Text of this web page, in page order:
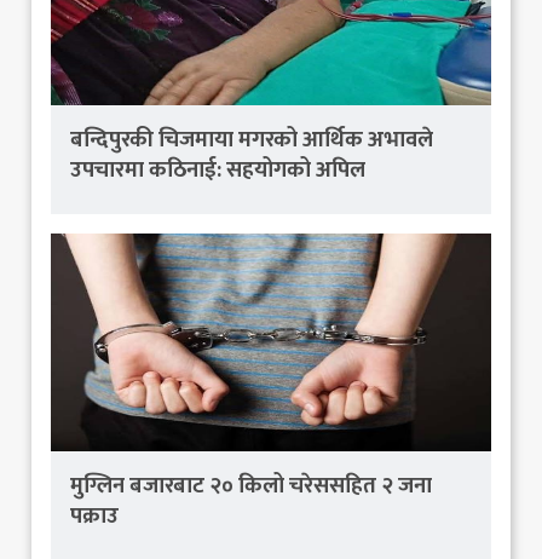
बन्दिपुरकी चिजमाया मगरको आर्थिक अभावले
उपचारमा कठिनाई: सहयोगको अपिल
मुग्लिन बजारबाट २० किलो चरेससहित २ जना
पक्राउ